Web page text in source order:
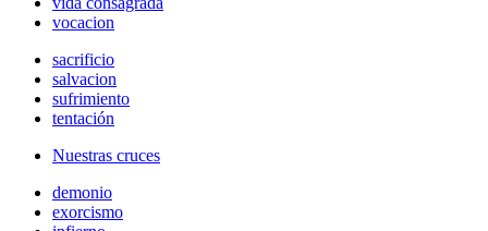
vocacion
sacrificio
salvacion
sufrimiento
tentación
Nuestras cruces
demonio
exorcismo